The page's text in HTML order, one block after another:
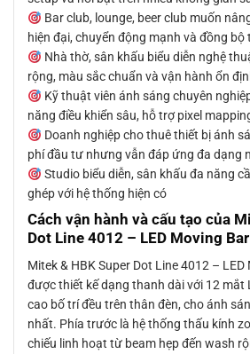
Bar club, lounge, beer club muốn
hiện đại, chuyển động mạnh và đồng bộ
Nhà thờ, sân khấu biểu diễn nghệ
rộng, màu sắc chuẩn và vận hành ổn
Kỹ thuật viên ánh sáng chuyên
năng điều khiển sâu, hỗ trợ pixel
Doanh nghiệp cho thuê thiết bị ánh
phí đầu tư nhưng vẫn đáp ứng đa dạng
Studio biểu diễn, sân khấu đa năng
ghép với hệ thống hiện có
Cách vận hành và cấu tạo của
Dot Line 4012 – LED Moving
Mitek & HBK Super Dot Line 4012 –
được thiết kế dạng thanh dài với 12 mắt
cao bố trí đều trên thân đèn, cho ánh
nhất. Phía trước là hệ thống thấu kính
chiếu linh hoạt từ beam hẹp đến wash